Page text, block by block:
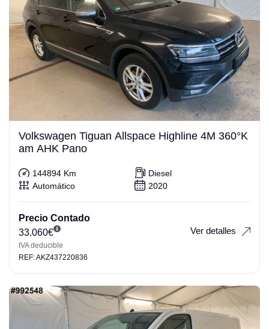
Volkswagen Tiguan Allspace Highline 4M 360°K
am AHK Pano
144894 Km
Diesel
Automático
2020
Precio Contado
33.060€
IVA deducible
Ver detalles
REF: AKZ437220836